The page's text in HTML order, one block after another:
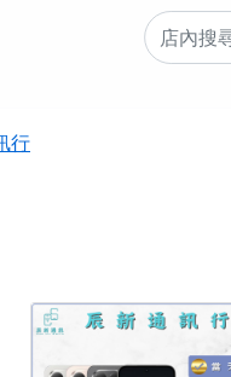
行